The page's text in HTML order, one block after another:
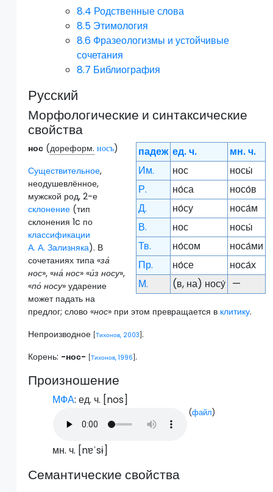
8.4 Родственные слова
8.5 Этимология
8.6 Фразеологизмы и устойчивые
сочетания
8.7 Библиография
Русский
Морфологические и синтаксические
свойства
падеж ед. ч.
мн. ч.
Им.
нос
носы́
Р.
но́са
носо́в
Д.
но́су
носа́м
В.
нос
носы́
Тв.
но́сом
носа́ми
Пр.
но́се
носа́х
М.
(в, на) носу́ —
нос (дореформ. носъ‎)
Существительное,
неодушевлённое,
мужской род, 2-е
склонение (тип
склонения 1c по
классификации
А. А. Зализняка). В
сочетаниях типа «за́
нос», «на́ нос» «и́з носу»,
«по́ носу» ударение
может падать на
предлог; слово «нос» при этом превращается в клитику.
Непроизводное [Тихонов, 2003 ].
Корень: -нос- [Тихонов, 1996 ].
Произношение
МФА: ед. ч. [nos]
(файл)
мн. ч. [nɐˈsɨ]
Семантические свойства